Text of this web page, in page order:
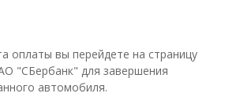
оплаты вы перейдете на страницу
"СБербанк" для завершения
автомобиля.